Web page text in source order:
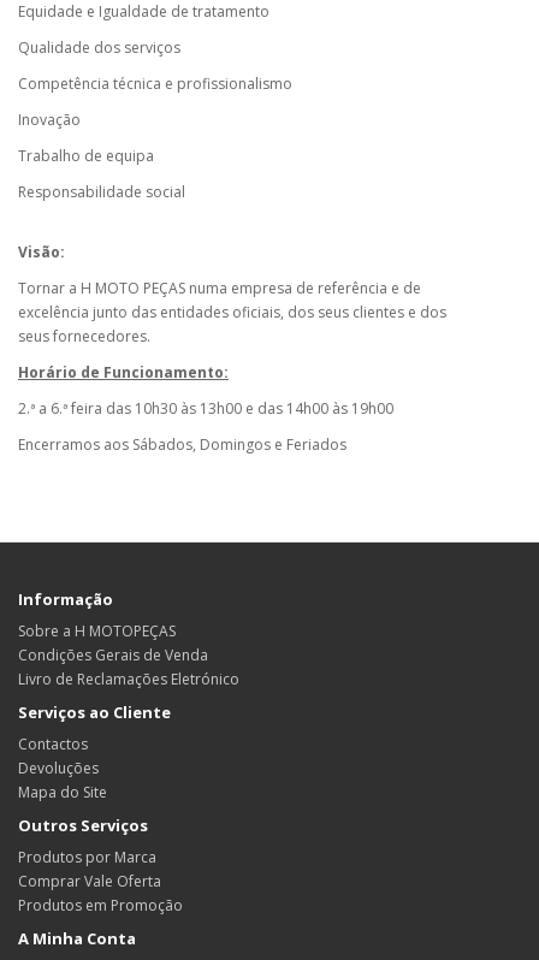
Equidade e Igualdade de tratamento
Qualidade dos serviços
Competência técnica e profissionalismo
Inovação
Trabalho de equipa
Responsabilidade social
Visão:
Tornar a H MOTO PEÇAS numa empresa de referência e de
excelência junto das entidades oficiais, dos seus clientes e dos
seus fornecedores.
Horário de Funcionamento:
2.ª a 6.ª feira das 10h30 às 13h00 e das 14h00 às 19h00
Encerramos aos Sábados, Domingos e Feriados
Informação
Sobre a H MOTOPEÇAS
Condições Gerais de Venda
Livro de Reclamações Eletrónico
Serviços ao Cliente
Contactos
Devoluções
Mapa do Site
Outros Serviços
Produtos por Marca
Comprar Vale Oferta
Produtos em Promoção
A Minha Conta